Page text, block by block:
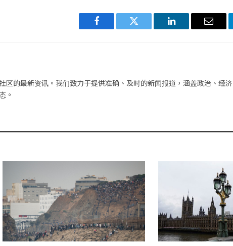
Facebook Twitter LinkedIn 电
区的最新资讯。我们致力于提供准确、及时的新闻报道，涵盖政治、经
。